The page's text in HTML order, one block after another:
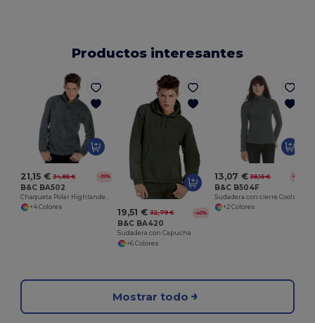
Productos interesantes
21,15 € 34,85 € -39%
B&C BA502
+4 Colores
19,51 € 32,79 € -40%
B&C BA420
Sudadera con Capucha
+6 Colores
13,07 € 38,15 € -66%
B&C B504F
+2 Colores
Mostrar todo